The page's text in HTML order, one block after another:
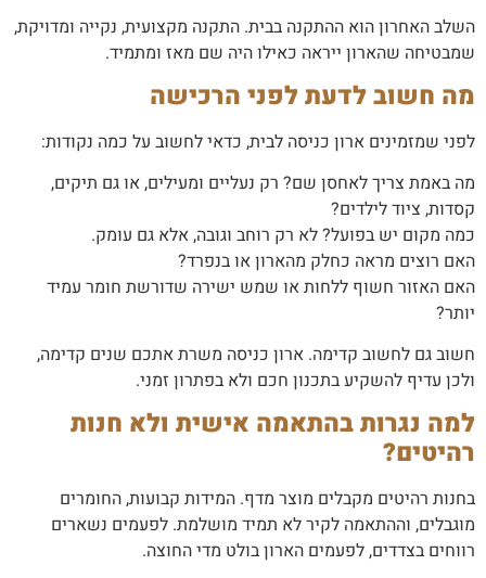
השלב האחרון הוא ההתקנה בבית. התקנה מקצועית, נקייה ומדויקת,
שמבטיחה שהארון ייראה כאילו היה שם מאז ומתמיד.
מה חשוב לדעת לפני הרכישה
לפני שמזמינים ארון כניסה לבית, כדאי לחשוב על כמה נקודות:
מה באמת צריך לאחסן שם? רק נעליים ומעילים, או גם תיקים,
קסדות, ציוד לילדים?
כמה מקום יש בפועל? לא רק רוחב וגובה, אלא גם עומק.
האם רוצים מראה כחלק מהארון או בנפרד?
האם האזור חשוף ללחות או שמש ישירה שדורשת חומר עמיד
יותר?
חשוב גם לחשוב קדימה. ארון כניסה משרת אתכם שנים קדימה,
ולכן עדיף להשקיע בתכנון חכם ולא בפתרון זמני.
למה נגרות בהתאמה אישית ולא חנות
רהיטים?
בחנות רהיטים מקבלים מוצר מדף. המידות קבועות, החומרים
מוגבלים, וההתאמה לקיר לא תמיד מושלמת. לפעמים נשארים
רווחים בצדדים, לפעמים הארון בולט מדי החוצה.